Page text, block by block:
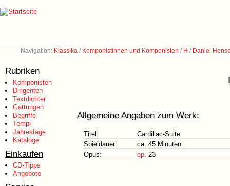
Navigation: Klassika / Komponistinnen und Komponisten / H / Daniel
Rubriken
Komponisten
Dirigenten
Textdichter
Gattungen
Begriffe
Tempi
Jahrestage
Kataloge
Einkaufen
CD-Tipps
Angebote
Allgemeine Angaben zum Werk:
Titel:
Cardillac-Suite
Spieldauer:
ca. 45 Minuten
Opus:
op. 23